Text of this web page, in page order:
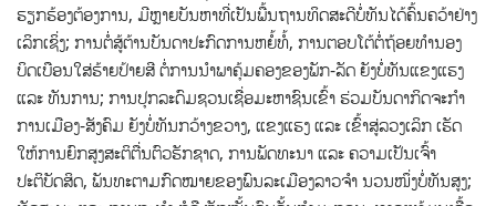
ຮຽກຮ້ອງຕ້ອງການ, ມີຫຼາຍບັນຫາທີ່ເປັນພື້ນຖານທິດສະດີບໍ່ທັນໄດ້ຄົ້ນຄວ້າຢ່າງ
ເລິກເຊິ່ງ; ການຕໍ່ສູ້ຕ້ານບັນດາປະກົດການຫຍໍ້ທໍ້, ການຕອບໂຕ້ຕໍ່ຖ້ອຍທຳນອງ
ບິດເບືອນໃສ່ຮ້າຍປ້າຍສີ ຕໍ່ການນໍາພາຄຸ້ມຄອງຂອງພັກ-ລັດ ຍັງບໍ່ທັນແຂງແຮງ
ແລະ ທັນການ; ການປຸກລະດົມຊວນເຊື່ອມະຫາຊົນເຂົ້າ ຮ່ວມບັນດາກິດຈະກຳ
ການເມືອງ-ສັງຄົມ ຍັງບໍ່ທັນກວ້າງຂວາງ, ແຂງແຮງ ແລະ ເຂົ້າສູ່ລວງເລິກ ເຮັດ
ໃຫ້ການຍົກສູງສະຕິຕື່ນຕົວຮັກຊາດ, ການພັດທະນາ ແລະ ຄວາມເປັນເຈົ້າ
ປະຕິບັດສິດ, ພັນທະຕາມກົດໝາຍຂອງພົນລະເມືອງລາວຈໍາ ນວນໜຶ່ງບໍ່ທັນສູງ;